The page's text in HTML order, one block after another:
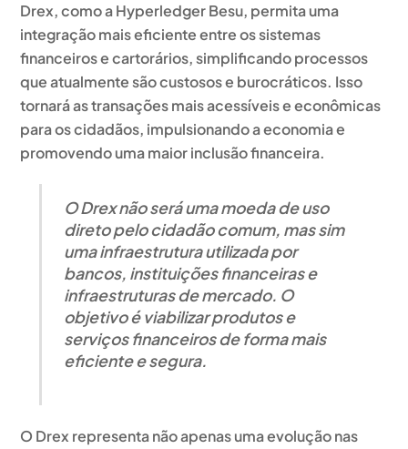
Drex, como a Hyperledger Besu, permita uma
integração mais eficiente entre os sistemas
financeiros e cartorários, simplificando processos
que atualmente são custosos e burocráticos. Isso
tornará as transações mais acessíveis e econômicas
para os cidadãos, impulsionando a economia e
promovendo uma maior inclusão financeira.
O Drex não será uma moeda de uso
direto pelo cidadão comum, mas sim
uma infraestrutura utilizada por
bancos, instituições financeiras e
infraestruturas de mercado. O
objetivo é viabilizar produtos e
serviços financeiros de forma mais
eficiente e segura.
O Drex representa não apenas uma evolução nas